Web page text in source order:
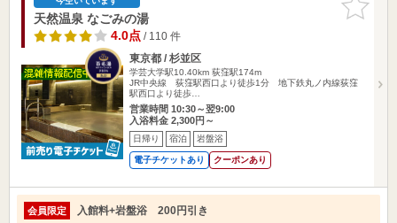
りに追加
天然温泉 なごみの湯
4.0点/ 110 件
東京都 / 杉並区
学芸大学駅10.40km 荻窪駅174m
JR中央線 荻窪駅西口より徒歩1分 地下鉄丸ノ内線荻窪
駅西口より徒歩…
営業時間 10:30～翌9:00
入浴料金 2,300円～
日帰り 宿泊 岩盤浴
電子チケットあり クーポンあり
会員限定 入館料+岩盤浴 200円引き